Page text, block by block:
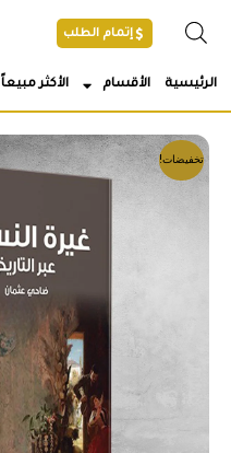
إتمام الطلب
الرئيسية الأقسام الأكثر مبيعاً
تخفيضات!